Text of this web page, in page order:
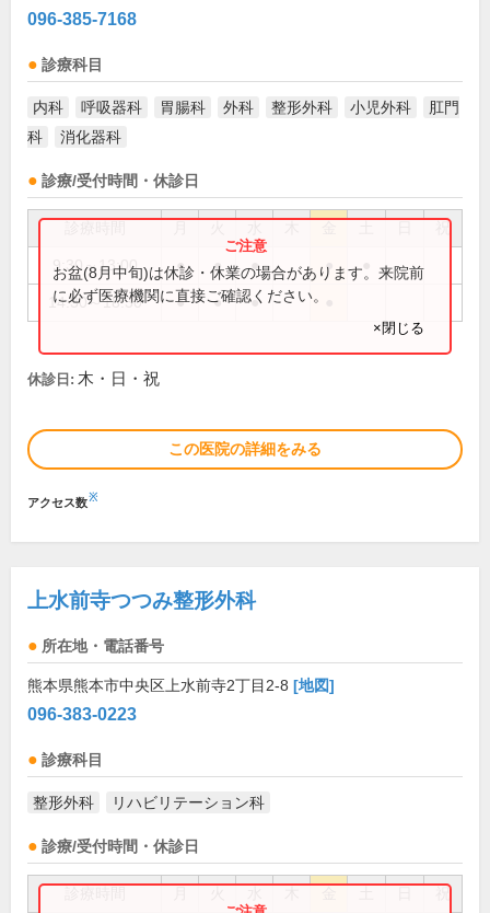
096-385-7168
診療科目
内科 呼吸器科 胃腸科 外科 整形外科 小児外科
肛門
科
消化器科
診療/受付時間・休診日
祝
9:30～13:00 ● ● ● ●
14:30～18:30 ● ● ●
お盆(8月中旬)は休診・休業の場合があります。来院前
に必ず医療機関に直接ご確認ください。
×閉じる
休診日: 木・日・祝
この医院の詳細をみる
アクセス数※
上水前寺つつみ整形外科
所在地・電話番号
熊本県熊本市中央区上水前寺2丁目2-8 [地図]
096-383-0223
診療科目
整形外科 リハビリテーション科
診療/受付時間・休診日
祝